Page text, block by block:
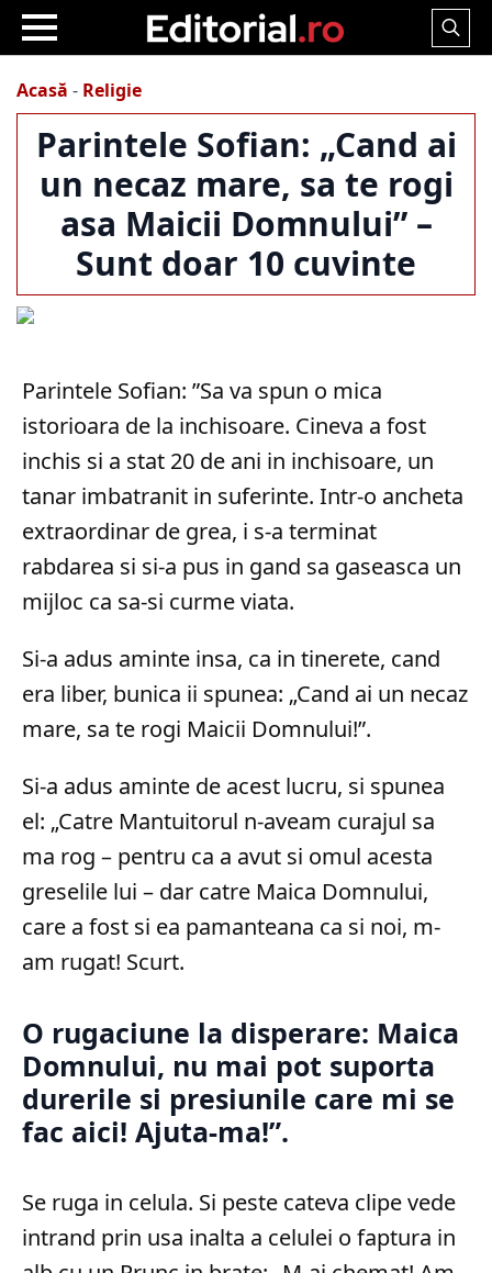
Search
Acasă - Religie
Parintele Sofian: „Cand ai
un necaz mare, sa te rogi
asa Maicii Domnului” –
Sunt doar 10 cuvinte
Parintele Sofian: ”Sa va spun o mica
istorioara de la inchisoare. Cineva a fost
inchis si a stat 20 de ani in inchisoare, un
tanar imbatranit in suferinte. Intr-o ancheta
extraordinar de grea, i s-a terminat
rabdarea si si-a pus in gand sa gaseasca un
mijloc ca sa-si curme viata.
Si-a adus aminte insa, ca in tinerete, cand
era liber, bunica ii spunea: „Cand ai un necaz
mare, sa te rogi Maicii Domnului!”.
Si-a adus aminte de acest lucru, si spunea
el: „Catre Mantuitorul n-aveam curajul sa
ma rog – pentru ca a avut si omul acesta
greselile lui – dar catre Maica Domnului,
care a fost si ea pamanteana ca si noi, m-
am rugat! Scurt.
O rugaciune la disperare: Maica
Domnului, nu mai pot suporta
durerile si presiunile care mi se
fac aici! Ajuta-ma!”.
Se ruga in celula. Si peste cateva clipe vede
intrand prin usa inalta a celulei o faptura in